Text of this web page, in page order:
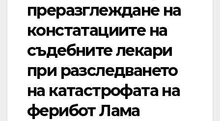
преразглеждане на
констатациите на
съдебните лекари
при разследването
на катастрофата на
ферибот Лама